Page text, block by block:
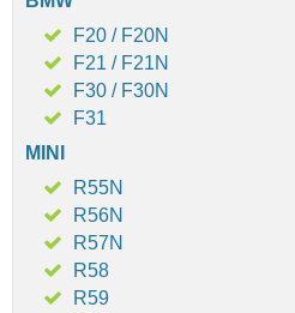
F20 / F20N
F21 / F21N
F30 / F30N
F31
MINI
R55N
R56N
R57N
R58
R59